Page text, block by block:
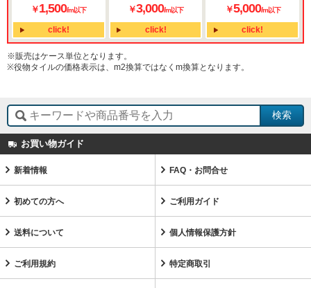
￥1,500/m以下
click!
￥3,000/m以下
click!
￥5,000/m以下
click!
※販売はケース単位となります。
※役物タイルの価格表示は、m2換算ではなくm換算となります。
お買い物ガイド
新着情報 FAQ・お問合せ
初めての方へ ご利用ガイド
送料について 個人情報保護方針
ご利用規約 特定商取引